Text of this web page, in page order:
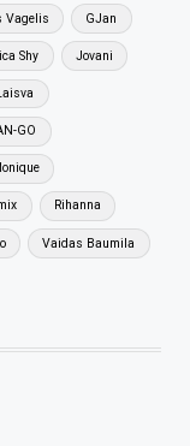
Vagelis GJan
Shy Jovani
GO
Rihanna
Vaidas Baumila